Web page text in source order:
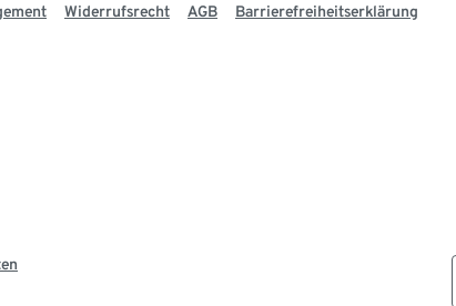
Widerrufsrecht AGB Barrierefreiheitserklärung